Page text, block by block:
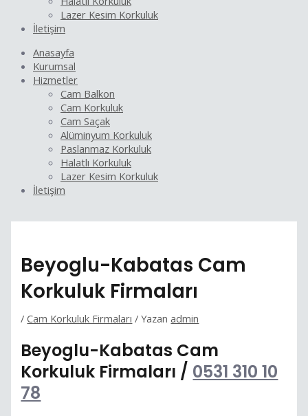
Lazer Kesim Korkuluk
İletişim
Anasayfa
Kurumsal
Hizmetler
Cam Balkon
Cam Korkuluk
Cam Saçak
Alüminyum Korkuluk
Paslanmaz Korkuluk
Halatlı Korkuluk
Lazer Kesim Korkuluk
İletişim
Beyoglu-Kabatas Cam
Korkuluk Firmaları
/Cam Korkuluk Firmaları / Yazan admin
Beyoglu-Kabatas Cam
Korkuluk Firmaları / 0531 310 10
78